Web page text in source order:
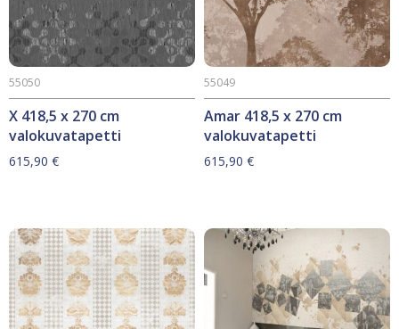
X 418,5 x 270 cm
valokuvatapetti
55050
615,90 €
Amar 418,5 x 270 cm
valokuvatapetti
55049
615,90 €